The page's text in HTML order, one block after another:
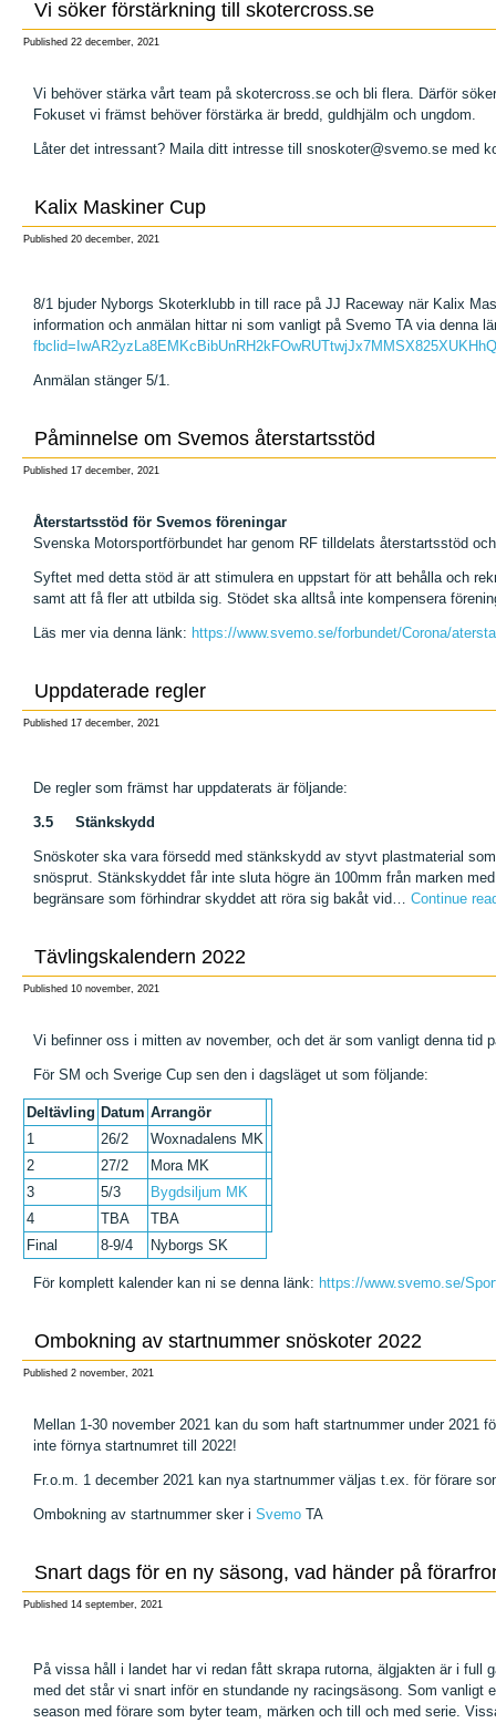
Vi söker förstärkning till skotercross.se
Published 22 december, 2021
Vi behöver stärka vårt team på skotercross.se och bli flera. Därför
Fokuset vi främst behöver förstärka är bredd, guldhjälm och ungdom.
Låter det intressant? Maila ditt intresse till snoskoter@svemo.se med
Kalix Maskiner Cup
Published 20 december, 2021
8/1 bjuder Nyborgs Skoterklubb in till race på JJ Raceway när Kalix
information och anmälan hittar ni som vanligt på Svemo TA via denna
Anmälan stänger 5/1.
Påminnelse om Svemos återstartsstöd
Published 17 december, 2021
Återstartsstöd för Svemos föreningar
Svenska Motorsportförbundet har genom RF tilldelats återstartsstöd
Syftet med detta stöd är att stimulera en uppstart för att behålla och
samt att få fler att utbilda sig. Stödet ska alltså inte kompensera
Läs mer via denna länk: https://www.svemo.se/forbundet/Corona/
Uppdaterade regler
Published 17 december, 2021
De regler som främst har uppdaterats är följande:
3.5 Stänkskydd
Snöskoter ska vara försedd med stänkskydd av styvt plastmaterial
snösprut. Stänkskyddet får inte sluta högre än 100mm från marken
begränsare som förhindrar skyddet att röra sig bakåt vid… Continue
Tävlingskalendern 2022
Published 10 november, 2021
Vi befinner oss i mitten av november, och det är som vanligt denna tid
För SM och Sverige Cup sen den i dagsläget ut som följande:
Deltävling Datum Arrangör
1
26/2
Woxnadalens MK
2
27/2
Mora MK
3
5/3
Bygdsiljum MK
4
TBA
TBA
Final
8-9/4 Nyborgs SK
För komplett kalender kan ni se denna länk: https://www.svemo.se/
Ombokning av startnummer snöskoter 2022
Published 2 november, 2021
Mellan 1-30 november 2021 kan du som haft startnummer under
inte förnya startnumret till 2022!
Fr.o.m. 1 december 2021 kan nya startnummer väljas t.ex. för förare
Ombokning av startnummer sker i Svemo TA
Snart dags för en ny säsong, vad händer på
Published 14 september, 2021
På vissa håll i landet har vi redan fått skrapa rutorna, älgjakten är i full
med det står vi snart inför en stundande ny racingsäsong. Som
season med förare som byter team, märken och till och med serie.